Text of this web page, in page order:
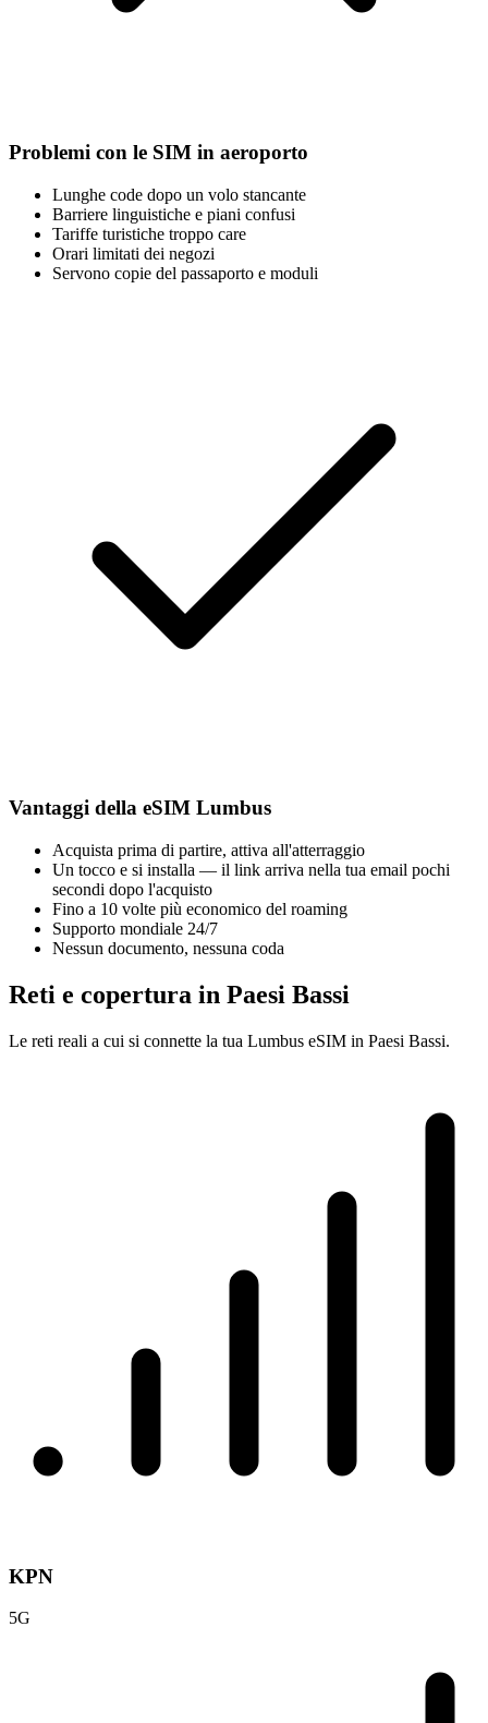
Problemi con le SIM in aeroporto
Lunghe code dopo un volo stancante
Barriere linguistiche e piani confusi
Tariffe turistiche troppo care
Orari limitati dei negozi
Servono copie del passaporto e moduli
Vantaggi della eSIM Lumbus
Acquista prima di partire, attiva all'atterraggio
Un tocco e si installa — il link arriva nella tua email pochi
secondi dopo l'acquisto
Fino a 10 volte più economico del roaming
Supporto mondiale 24/7
Nessun documento, nessuna coda
Reti e copertura in Paesi Bassi
Le reti reali a cui si connette la tua Lumbus eSIM in Paesi Bassi.
KPN
5G